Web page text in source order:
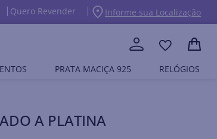
Quero Revender Informe sua Localização
PRATA MACIÇA 925 RELÓGIOS
A PLATINA